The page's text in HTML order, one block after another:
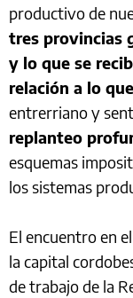
productivo de
tres provincias
y lo que se
relación a lo
entrerriano y
replanteo
esquemas
los sistemas
El encuentro en el
la capital
de trabajo de la